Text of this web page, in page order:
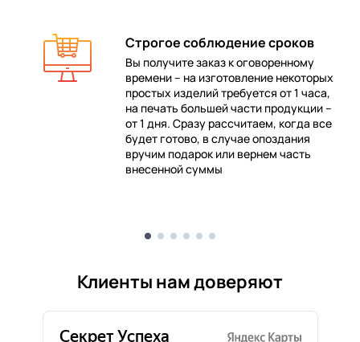
Строгое соблюдение сроков
Вы получите заказ к оговоренному
времени – на изготовление некоторых
простых изделий требуется от 1 часа,
на печать большей части продукции –
от 1 дня. Сразу рассчитаем, когда все
будет готово, в случае опоздания
вручим подарок или вернем часть
внесенной суммы
Клиенты нам доверяют